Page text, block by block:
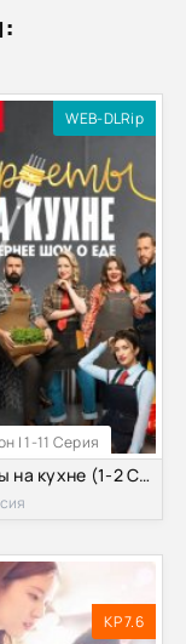
| 1-11 Серия
WEB-DLRip
Секреты на кухне (1-2 Сезон)
KP 7.6